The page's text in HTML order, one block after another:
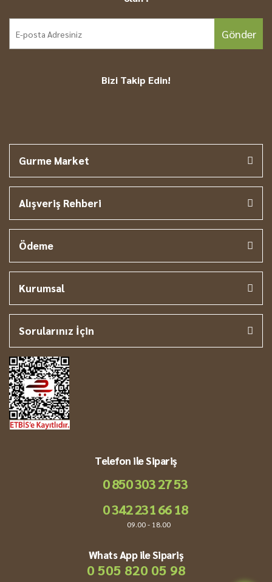
Gönder
Bizi Takip Edin!
Gurme Market
Alışveriş Rehberi
Ödeme
Kurumsal
Sorularınız İçin
Telefon ile Sipariş
0 850 303 27 53
0 342 231 66 18
09.00 - 18.00
Whats App ile Sipariş
0 505 820 05 98